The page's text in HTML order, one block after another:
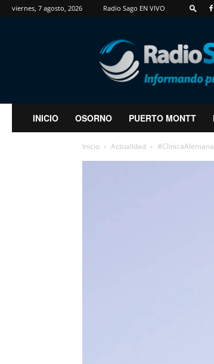
viernes, 7 agosto, 2026 Radio Sago EN VIVO
RadioSago
INICIO OSORNO PUERTO MONTT
Inicio Actualidad